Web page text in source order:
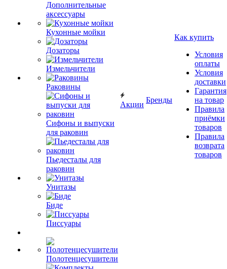
Дополнительные
аксессуары
Кухонные мойки
Дозаторы
Измельчители
Раковины
Сифоны и выпуски
для раковин
Пьедесталы для
раковин
Унитазы
Биде
Писсуары
Полотенцесушители
Акции
Бренды
Как купить
Условия
оплаты
Условия
доставки
Гарантия
на товар
Правила
приёмки
товаров
Правила
возврата
товаров